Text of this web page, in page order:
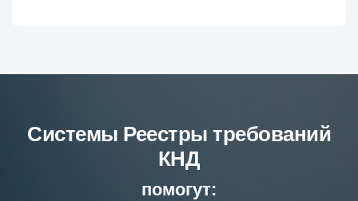
Системы Реестры требований
КНД
помогут: